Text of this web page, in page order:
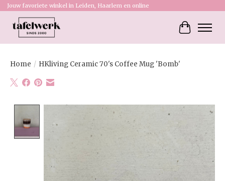
Jouw favoriete winkel in Leiden, Haarlem en online
Home / HKliving Ceramic 70's Coffee Mug 'Bomb'
Product image slideshow Items